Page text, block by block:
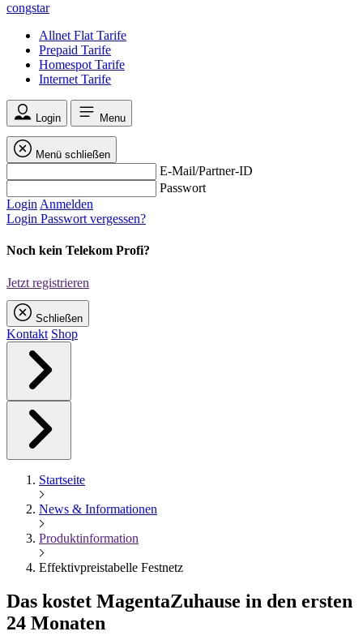
congstar
Allnet Flat Tarife
Prepaid Tarife
Homespot Tarife
Internet Tarife
Login Menu
Menü schließen
E-Mail/Partner-ID
Passwort
Login Anmelden
Login Passwort vergessen?
Noch kein Telekom Profi?
Jetzt registrieren
Schließen
Kontakt Shop
Startseite
News & Informationen
Produktinformation
Effektivpreistabelle Festnetz
Das kostet MagentaZuhause in den ersten
24 Monaten